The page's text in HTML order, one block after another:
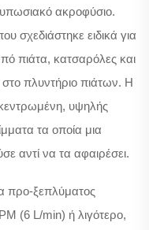
ακροφύσιο.
σχεδιάστηκε ειδικά για
πιάτα, κατσαρόλες και
πλυντήριο πιάτων. Η
υψηλής
τα οποία μια
αντί να τα αφαιρέσει.
προ-ξεπλύματος
(6 L/min) ή λιγότερο,